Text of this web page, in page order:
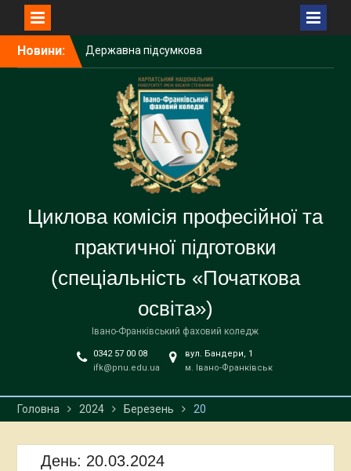
Новини:
Державна підсумкова
атестація — важливий
крок до професійного
становлення
Державна підсумкова
атестація
Засідання циклової комісії
Циклова комісія професійної та
практичної підготовки
(спеціальність «Початкова
освіта»)
Івано-Франківський фаховий коледж
0342 57 00 08
ifk@pnu.edu.ua
вул. Бандери, 1
м. Івано-Франківськ
Головна 2024 Березень 20
День: 20.03.2024